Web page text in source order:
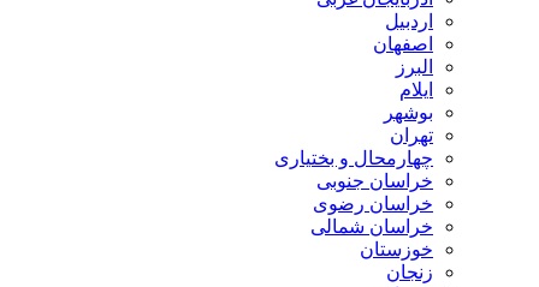
اردبیل
اصفهان
البرز
ایلام
بوشهر
تهران
چهارمحال و بختیاری
خراسان جنوبی
خراسان رضوی
خراسان شمالی
خوزستان
زنجان